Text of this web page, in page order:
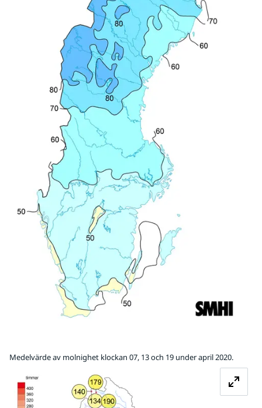
Medelvärde av molnighet klockan 07, 13 och 19 under april 2020.
Förstora bilden